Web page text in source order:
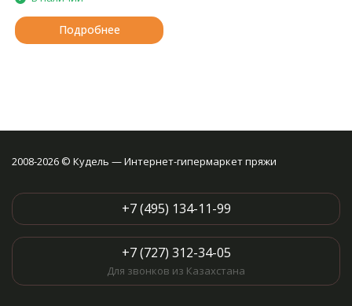
Подробнее
2008-2026 © Кудель — Интернет-гипермаркет пряжи
+7 (495) 134-11-99
+7 (727) 312-34-05
Для звонков из Казахстана